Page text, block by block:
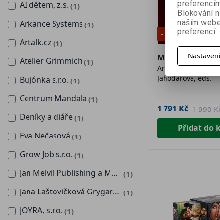
AI dětem, z.s. (1)
Arkance Systems (1)
Artalk.cz (1)
Atelier Grimmich (1)
Bujónka s.r.o. (1)
Centrum Mandala (1)
Deníky a diáře(1)
Eva Nečasová (1)
Grow Job s.r.o. (1)
Jan Melvil Publishing a Mapylasky.cz (1)
Jana Laštovičková Grygarová (1)
JOYRA, s.r.o. (1)
- 10 %
Monarchie
Andrea Poláčková,
Jahodářová, eds.
1 791 Kč 1 990
Přidat do
Blokování
naším
preferencí.
Nastavení